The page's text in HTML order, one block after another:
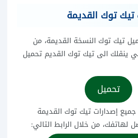
توك القديمة
تيك توك النسخة القديمة، من
ينقلك الى تيك توك القديم تحميل
تحميل
إصدارات تيك توك القديمة
لهاتفك، من خلال الرابط التالي: